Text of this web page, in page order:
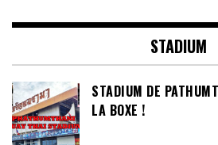
STADIUM
STADIUM DE
LA BOXE !